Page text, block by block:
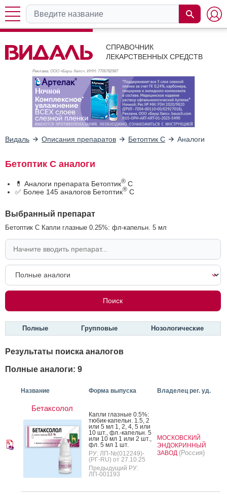
СПРАВОЧНИК
ЛЕКАРСТВЕННЫХ СРЕДСТВ
Реклама. ООО «Бауш Хелс», ИНН: 7706782987
Видаль Описания препаратов Бетоптик С Аналоги
Бетоптик С аналоги
💊 Аналоги препарата Бетоптик® С
✅ Более 145 аналогов Бетоптик® С
Выбранный препарат
Бетоптик С Капли глазные 0.25%: фл-капельн. 5 мл
Полные Групповые Нозологические
Результаты поиска аналогов
Полные аналоги: 9
Название Форма выпуска Владелец рег. уд.
Бетаксолол
Кап­ли глаз­ные 0.5%:
тю­бик-ка­пельн. 1.5, 2
или 5 мл 1, 2, 4, 5 или
10 шт., фл.-ка­пельн. 5
или 10 мл 1 или 2 шт.,
фл. 5 мл 1 шт.
РУ: ЛП-№(012249)-
(РГ-RU) от 27.10.25
Предыдущий РУ:
ЛП-001193
МОСКОВСКИЙ
ЭНДОКРИННЫЙ
ЗАВОД (Россия)